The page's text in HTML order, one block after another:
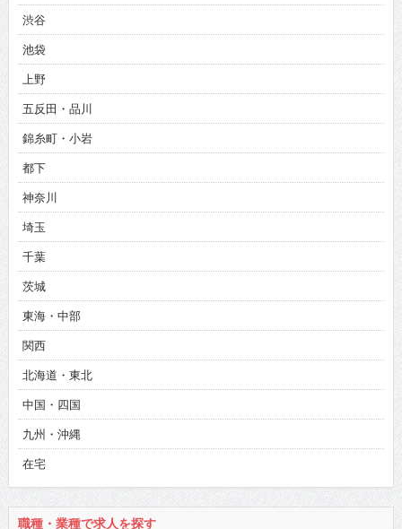
渋谷
池袋
上野
五反田・品川
錦糸町・小岩
都下
神奈川
埼玉
千葉
茨城
東海・中部
関西
北海道・東北
中国・四国
九州・沖縄
在宅
職種・業種で求人を探す